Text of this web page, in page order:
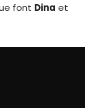
font Dina et